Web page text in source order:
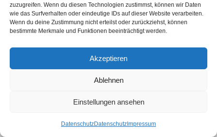
zuzugreifen. Wenn du diesen Technologien zustimmst, können wir Daten
wie das Surfverhalten oder eindeutige IDs auf dieser Website verarbeiten.
Wenn du deine Zustimmung nicht erteilst oder zurückziehst, können
bestimmte Merkmale und Funktionen beeinträchtigt werden.
Akzeptieren
Ablehnen
Einstellungen ansehen
DatenschutzDatenschutz Impressum
WER SUCHET DER FINDET
Search for:
Graphene Themes .